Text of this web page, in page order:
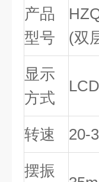
产品
型号
(双
显示
方式
转速 20-
摆振